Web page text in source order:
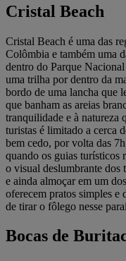
Cristal Beach
Cristal Beach é uma das
Colômbia e também uma
dentro do Parque
uma trilha por dentro da
bordo de uma lancha que
que banham as areias
tranquilidade e à natureza
turistas é limitado a cerca
bem cedo, por volta das
quando os guias turísticos
o visual deslumbrante
e ainda almoçar em um
oferecem pratos simples e
de tirar o fôlego nesse
Bocas de